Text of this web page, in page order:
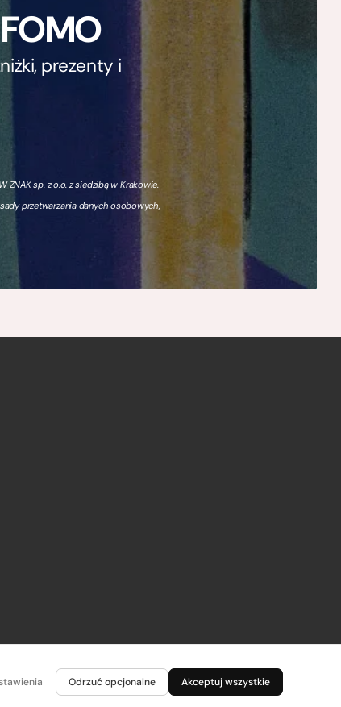
prezenty i
sp. z o.o. z siedzibą w Krakowie.
przetwarzania danych osobowych,
Odrzuć opcjonalne Akceptuj wszystkie